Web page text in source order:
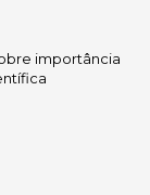
importância